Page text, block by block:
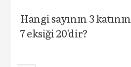
Hangi sayının 3 katının
7 eksiği 20'dir?